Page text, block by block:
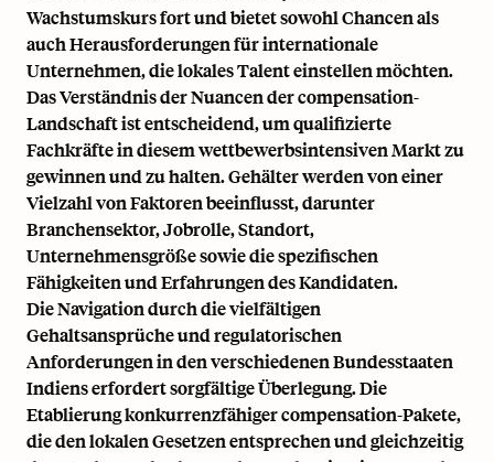
Wachstumskurs fort und bietet sowohl Chancen als
auch Herausforderungen für internationale
Unternehmen, die lokales Talent einstellen möchten.
Das Verständnis der Nuancen der compensation-
Landschaft ist entscheidend, um qualifizierte
Fachkräfte in diesem wettbewerbsintensiven Markt zu
gewinnen und zu halten. Gehälter werden von einer
Vielzahl von Faktoren beeinflusst, darunter
Branchensektor, Jobrolle, Standort,
Unternehmensgröße sowie die spezifischen
Fähigkeiten und Erfahrungen des Kandidaten.
Die Navigation durch die vielfältigen
Gehaltsansprüche und regulatorischen
Anforderungen in den verschiedenen Bundesstaaten
Indiens erfordert sorgfältige Überlegung. Die
Etablierung konkurrenzfähiger compensation-Pakete,
die den lokalen Gesetzen entsprechen und gleichzeitig